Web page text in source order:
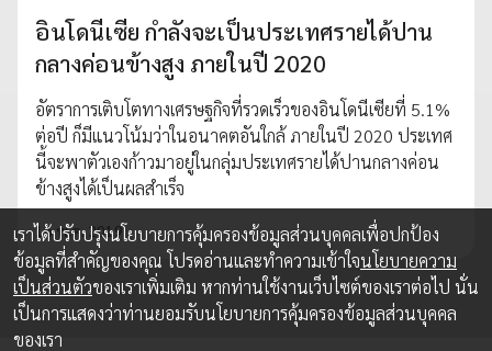
อินโดนีเซีย กำลังจะเป็นประเทศรายได้ปาน
กลางค่อนข้างสูง ภายในปี 2020
อัตราการเติบโตทางเศรษฐกิจที่รวดเร็วของอินโดนีเซียที่ 5.1%
ต่อปี ก็มีแนวโน้มว่าในอนาคตอันใกล้ ภายในปี 2020 ประเทศ
นี้จะพาตัวเองก้าวมาอยู่ในกลุ่มประเทศรายได้ปานกลางค่อน
ข้างสูงได้เป็นผลสำเร็จ
15 พ.ค. 2019
เราได้ปรับปรุงนโยบายการคุ้มครองข้อมูลส่วนบุคคลเพื่อปกป้อง
ข้อมูลที่สำคัญของคุณ โปรดอ่านและทำความเข้าใจนโยบายความ
เป็นส่วนตัวของเราเพิ่มเติม หากท่านใช้งานเว็บไซต์ของเราต่อไป นั่น
เป็นการแสดงว่าท่านยอมรับนโยบายการคุ้มครองข้อมูลส่วนบุคคล
ของเรา